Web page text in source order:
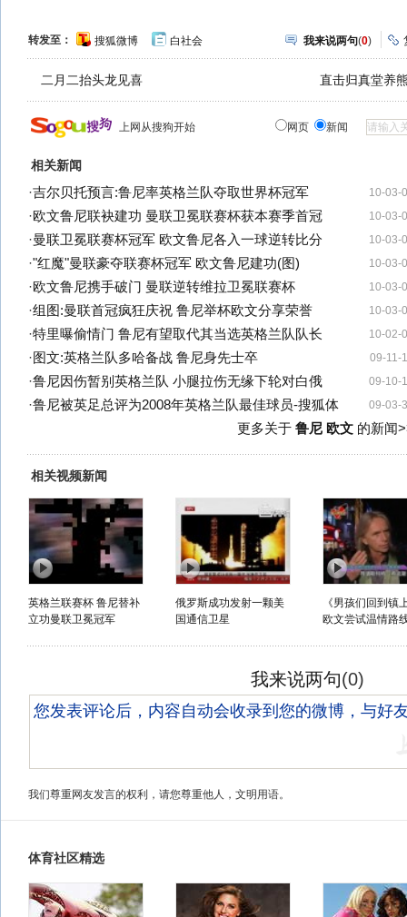
转发至： 搜狐微博 白社会 我来说两句(0)
二月二抬头龙见喜 直击归真堂养
上网从搜狗开始 网页 新闻
相关新闻
10-03-
·吉尔贝托预言:鲁尼率英格兰队夺取世界杯冠军
10-03-
·欧文鲁尼联袂建功 曼联卫冕联赛杯获本赛季首冠
10-03-
·曼联卫冕联赛杯冠军 欧文鲁尼各入一球逆转比分
10-03-
·"红魔"曼联豪夺联赛杯冠军 欧文鲁尼建功(图)
10-03-
·欧文鲁尼携手破门 曼联逆转维拉卫冕联赛杯
10-03-
·组图:曼联首冠疯狂庆祝 鲁尼举杯欧文分享荣誉
10-02-
·特里曝偷情门 鲁尼有望取代其当选英格兰队队长
09-11-
· 图文:英格兰队多哈备战 鲁尼身先士卒
09-10-
·鲁尼因伤暂别英格兰队 小腿拉伤无缘下轮对白俄
09-03-
·鲁尼被英足总评为2008年英格兰队最佳球员-搜狐体
更多关于 鲁尼 欧文的新闻
相关视频新闻
英格兰联赛杯 鲁尼替补
立功曼联卫冕冠军
俄罗斯成功发射一颗美
国通信卫星
《男孩们回到镇
欧文尝试温情路
我来说两句(0)
我们尊重网友发言的权利，请您尊重他人，文明用语。
体育社区精选